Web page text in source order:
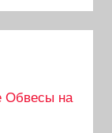
Обвесы на